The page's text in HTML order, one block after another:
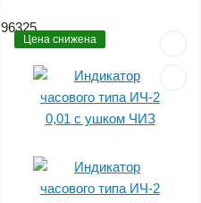
96325
Цена снижена